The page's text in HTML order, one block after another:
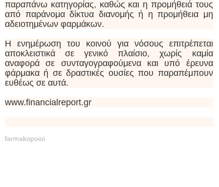
παραπάνω κατηγορίας, καθώς και η προμήθειά τους
από παράνομα δίκτυα διανομής ή η προμήθεια μη
αδειοτημένων φαρμάκων.
Η ενημέρωση του κοινού για νόσους επιτρέπεται
αποκλειστικά σε γενικό πλαίσιο, χωρίς καμία
αναφορά σε συνταγογραφούμενα και υπό έρευνα
φάρμακα ή σε δραστικές ουσίες που παραπέμπουν
ευθέως σε αυτά.
www.financialreport.gr
farmakopoioi